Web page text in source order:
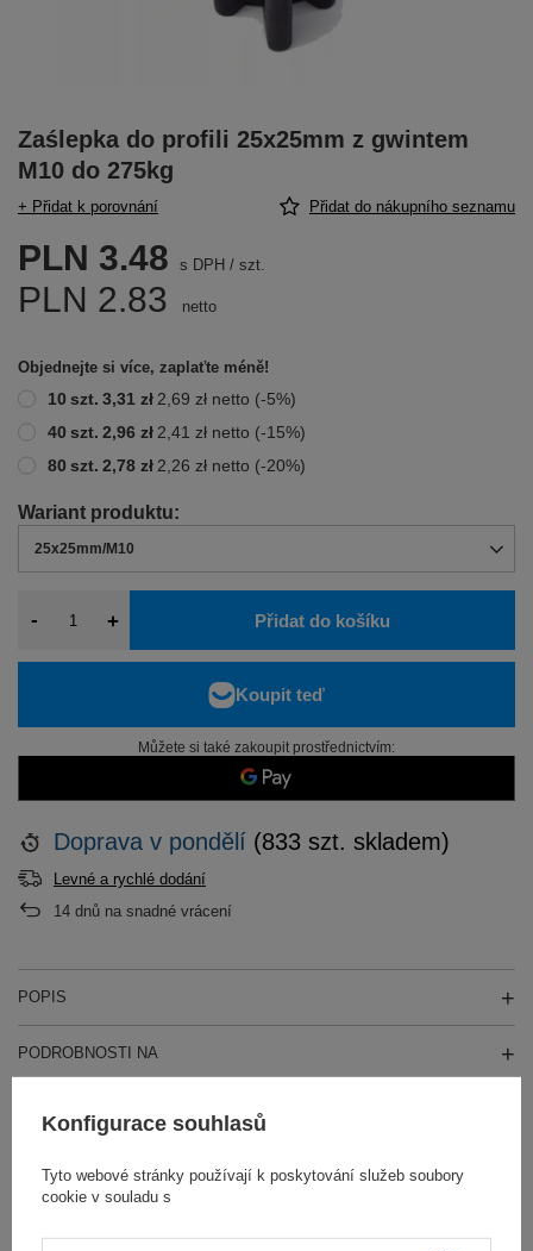
Zaślepka do profili 25x25mm z gwintem
M10 do 275kg
+ Přidat k porovnání Přidat do nákupního seznamu
25x25mm/M10
- + Přidat do košíku
Můžete si také zakoupit prostřednictvím:
PLN 3.48 s DPH / szt.
PLN 2.83 netto
Objednejte si více, zaplaťte méně!
10 szt. 3,31 zł 2,69 zł netto (-5%)
40 szt. 2,96 zł 2,41 zł netto (-15%)
80 szt. 2,78 zł 2,26 zł netto (-20%)
Doprava v pondělí (833 szt. skladem)
Levné a rychlé dodání
14 dnů na snadné vrácení
POPIS
PODROBNOSTI NA
OSTATNIO CIĘ
Konfigurace souhlasů
Tyto webové stránky používají k poskytování služeb soubory
cookie v souladu s